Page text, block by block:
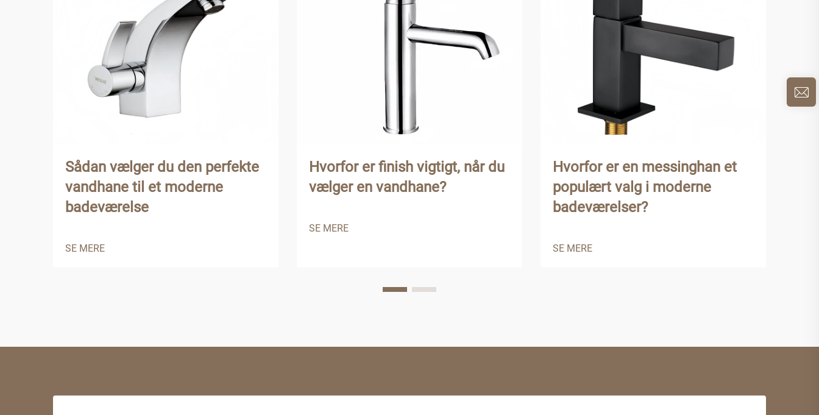
Sådan vælger du den perfekte
vandhane til et moderne
badeværelse
SE MERE
Hvorfor er finish vigtigt, når du
vælger en vandhane?
SE MERE
Hvorfor er en messinghan et
populært valg i moderne
badeværelser?
SE MERE